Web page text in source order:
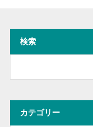
検索
カテゴリー